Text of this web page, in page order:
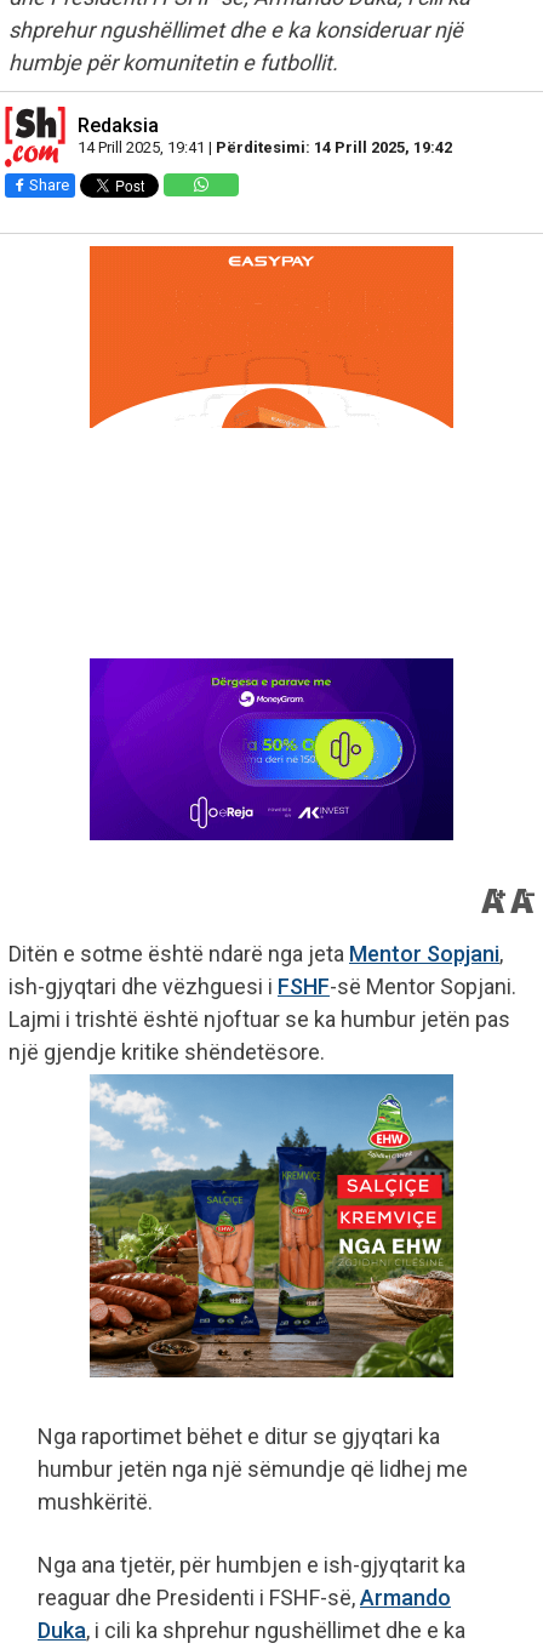
shprehur ngushëllimet dhe e ka konsideruar një
humbje për komunitetin e futbollit.
Redaksia
14 Prill 2025, 19:41 | Përditesimi: 14 Prill 2025, 19:42
Share
Ditën e sotme është ndarë nga jeta Mentor Sopjani,
ish-gjyqtari dhe vëzhguesi i FSHF-së Mentor Sopjani.
Lajmi i trishtë është njoftuar se ka humbur jetën pas
një gjendje kritike shëndetësore.
Nga raportimet bëhet e ditur se gjyqtari ka
humbur jetën nga një sëmundje që lidhej me
mushkëritë.
Nga ana tjetër, për humbjen e ish-gjyqtarit ka
reaguar dhe Presidenti i FSHF-së,Armando
Duka, i cili ka shprehur ngushëllimet dhe e ka